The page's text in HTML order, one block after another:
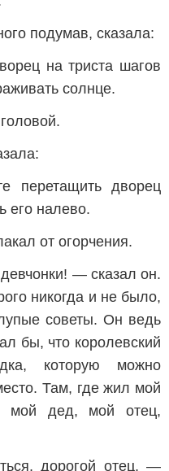
подумав, сказала:
на триста шагов
солнце.
перетащить дворец
его налево.
от огорчения.
— сказал он.
никогда и не было,
советы. Он ведь
бы, что королевский
которую можно
Там, где жил мой
мой дед, мой отец,
дорогой отец, —